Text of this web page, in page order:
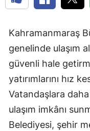
Kahramanmaraş
genelinde ulaşım
güvenli hale
yatırımlarını hız
Vatandaşlara
ulaşım imkânı
Belediyesi, şehir